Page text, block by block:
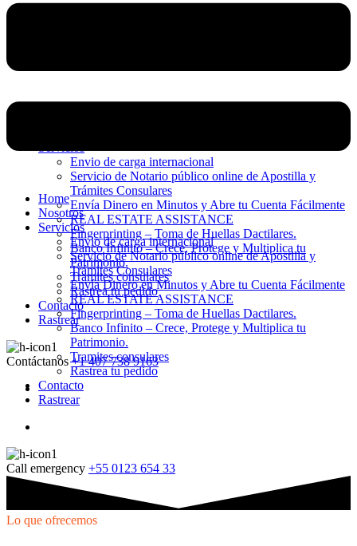
Envio de carga internacional
Servicio de Notario público online de Apostilla y
Trámites Consulares
Envía Dinero en Minutos y Abre tu Cuenta Fácilmente
REAL ESTATE ASSISTANCE
Fingerprinting – Toma de Huellas Dactilares.
Banco Infinito – Crece, Protege y Multiplica tu
Patrimonio.
Tramites consulares
Rastrea tu pedido
Contacto
Rastrear
Contáctanos +1 407 738 9163
Home
Nosotros
Servicios
Envio de carga internacional
Servicio de Notario público online de Apostilla y
Trámites Consulares
Envía Dinero en Minutos y Abre tu Cuenta Fácilmente
REAL ESTATE ASSISTANCE
Fingerprinting – Toma de Huellas Dactilares.
Banco Infinito – Crece, Protege y Multiplica tu
Patrimonio.
Tramites consulares
Rastrea tu pedido
Contacto
Rastrear
Call emergency +55 0123 654 33
Lo que ofrecemos